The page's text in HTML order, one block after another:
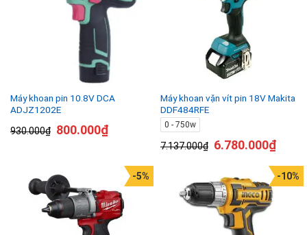
Máy khoan pin 10.8V DCA
ADJZ1202E
930.000₫ 800.000₫
Máy khoan vặn vít pin 18V Makita
DDF484RFE
0 - 750w
7.137.000₫ 6.780.000₫
-5% -10%